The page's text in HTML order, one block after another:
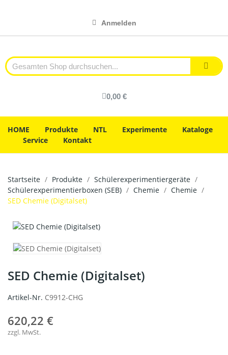
Anmelden
0,00 €
HOME Produkte NTL Experimente
Kataloge
Service
Kontakt
Startseite Produkte
Schülerexperimentiergeräte
Schülerexperimentierboxen (SEB)
Chemie
Chemie
SED Chemie (Digitalset)
SED Chemie (Digitalset)
Artikel-Nr. C9912-CHG
620,22 €
zzgl. MwSt.